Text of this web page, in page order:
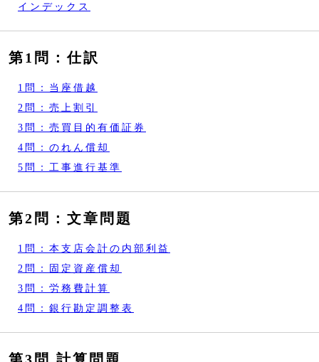
インデックス
第1問：仕訳
1問：当座借越
2問：売上割引
3問：売買目的有価証券
4問：のれん償却
5問：工事進行基準
第2問：文章問題
1問：本支店会計の内部利益
2問：固定資産償却
3問：労務費計算
4問：銀行勘定調整表